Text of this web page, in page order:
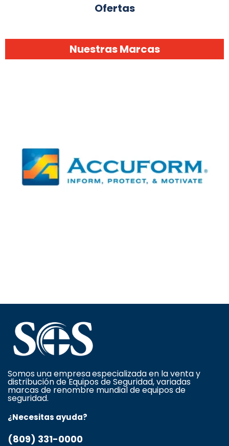
Ofertas
Nuestras Marcas
Somos una empresa especializada en la venta y
distribución de Equipos de Seguridad, variadas
marcas de renombre mundial de equipos de
seguridad.
¿Necesitas ayuda?
(809) 331-0000